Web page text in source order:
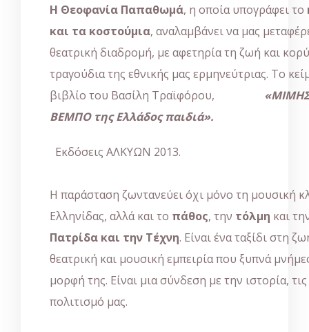
Η Θεοφανία Παπαθωμά, η οποία υπογράφει το
και τα κοστούμια, αναλαμβάνει να μας
θεατρική διαδρομή, με αφετηρία τη ζωή και
τραγούδια της εθνικής μας ερμηνεύτριας. Το
βιβλίο του Βασίλη Τραϊφόρου,
ΒΕΜΠΟτης Ελλάδος παιδιά».
Εκδόσεις ΑΛΚΥΩΝ 2013.
Η παράσταση ζωντανεύει όχι μόνο τη μουσική
Ελληνίδας, αλλά και το πάθος, την τόλμη και
Πατρίδα και την Τέχνη. Είναι ένα ταξίδι στη
θεατρική και μουσική εμπειρία που ξυπνά
μορφή της. Είναι μια σύνδεση με την ιστορία,
πολιτισμό μας.